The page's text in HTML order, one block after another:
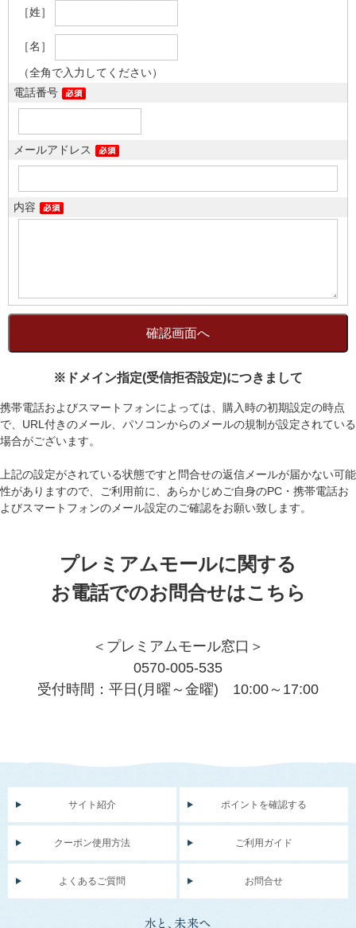
［姓］
［名］
（全角で入力してください）
電話番号
メールアドレス
内容
※ドメイン指定(受信拒否設定)につきまして
携帯電話およびスマートフォンによっては、購入時の初期設定の時点
で、URL付きのメール、パソコンからのメールの規制が設定されている
場合がございます。
上記の設定がされている状態ですと問合せの返信メールが届かない可能
性がありますので、ご利用前に、あらかじめご自身のPC・携帯電話お
よびスマートフォンのメール設定のご確認をお願い致します。
プレミアムモールに関する
お電話でのお問合せはこちら
＜プレミアムモール窓口＞
0570-005-535
受付時間：平日(月曜～金曜) 10:00～17:00
サイト紹介 ポイントを確認する
クーポン使用方法 ご利用ガイド
よくあるご質問 お問合せ